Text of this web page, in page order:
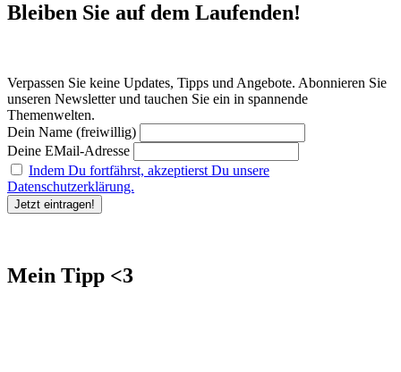
Bleiben Sie auf dem Laufenden!
Verpassen Sie keine Updates, Tipps und Angebote. Abonnieren Sie
unseren Newsletter und tauchen Sie ein in spannende
Themenwelten.
Dein Name (freiwillig)
Deine EMail-Adresse
Indem Du fortfährst, akzeptierst Du unsere
Datenschutzerklärung.
Mein Tipp <3